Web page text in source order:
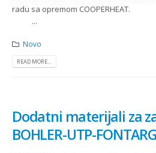
radu sa opremom
...
Novo
READ MORE...
Dodatni materijali za
BOHLER-UTP-